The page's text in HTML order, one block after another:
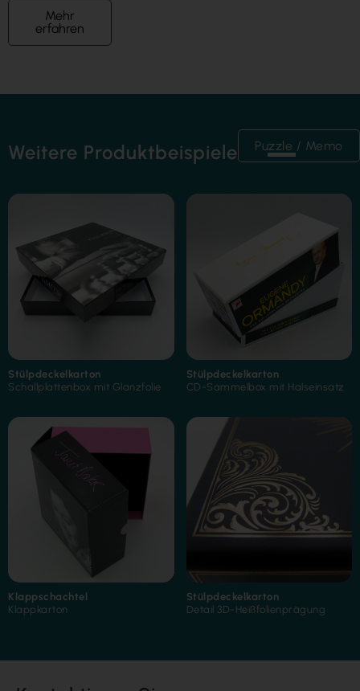
Mehr
erfahren
Weitere Produktbeispiele Puzzle / Memo
Stülpdeckelkarton
Schallplattenbox mit Glanzfolie
Stülpdeckelkarton
CD-Sammelbox mit Halseinsatz
Klappschachtel
Klappkarton
3D-Prägung
Stülpdeckelkarton
Detail 3D-Heißfolienprägung